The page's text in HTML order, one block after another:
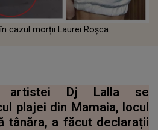
cazul morții Laurei Roșca
artistei Dj Lalla se
plajei din Mamaia, locul
tânăra, a făcut declarații